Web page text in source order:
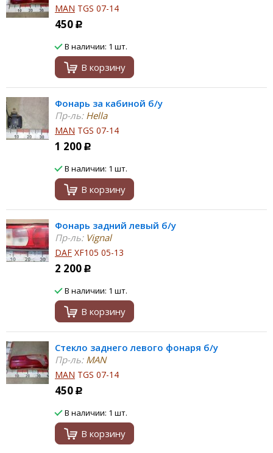
MAN TGS 07-14
450 Р
В наличии: 1 шт.
В корзину
Фонарь за кабиной б/у
Пр-ль:Hella
MAN TGS 07-14
1 200 Р
В наличии: 1 шт.
В корзину
Фонарь задний левый б/у
Пр-ль:Vignal
DAF XF105 05-13
2 200 Р
В наличии: 1 шт.
В корзину
Стекло заднего левого фонаря б/у
Пр-ль:MAN
MAN TGS 07-14
450 Р
В наличии: 1 шт.
В корзину